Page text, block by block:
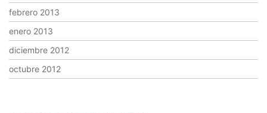
febrero 2013
enero 2013
diciembre 2012
octubre 2012